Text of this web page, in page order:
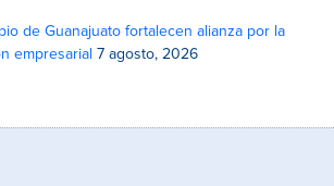
de Guanajuato fortalecen alianza por la
empresarial 7 agosto, 2026